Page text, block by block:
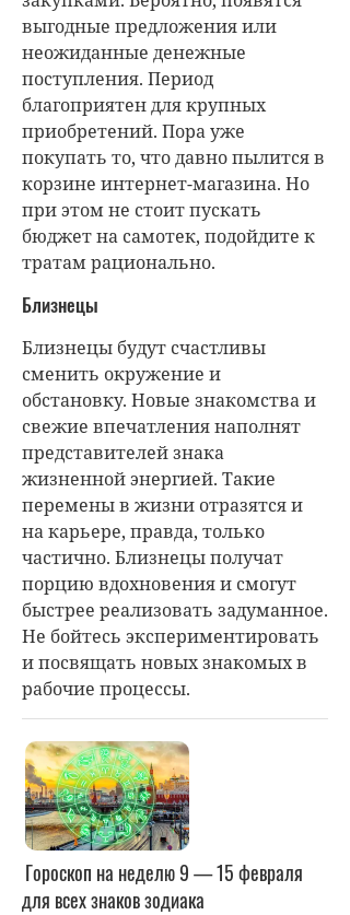
выгодные предложения или
неожиданные денежные
поступления. Период
благоприятен для крупных
приобретений. Пора уже
покупать то, что давно пылится в
корзине интернет-магазина. Но
при этом не стоит пускать
бюджет на самотек, подойдите к
тратам рационально.
Близнецы
Близнецы будут счастливы
сменить окружение и
обстановку. Новые знакомства и
свежие впечатления наполнят
представителей знака
жизненной энергией. Такие
перемены в жизни отразятся и
на карьере, правда, только
частично. Близнецы получат
порцию вдохновения и смогут
быстрее реализовать задуманное.
Не бойтесь экспериментировать
и посвящать новых знакомых в
рабочие процессы.
Гороскоп на неделю 9 — 15 февраля
для всех знаков зодиака